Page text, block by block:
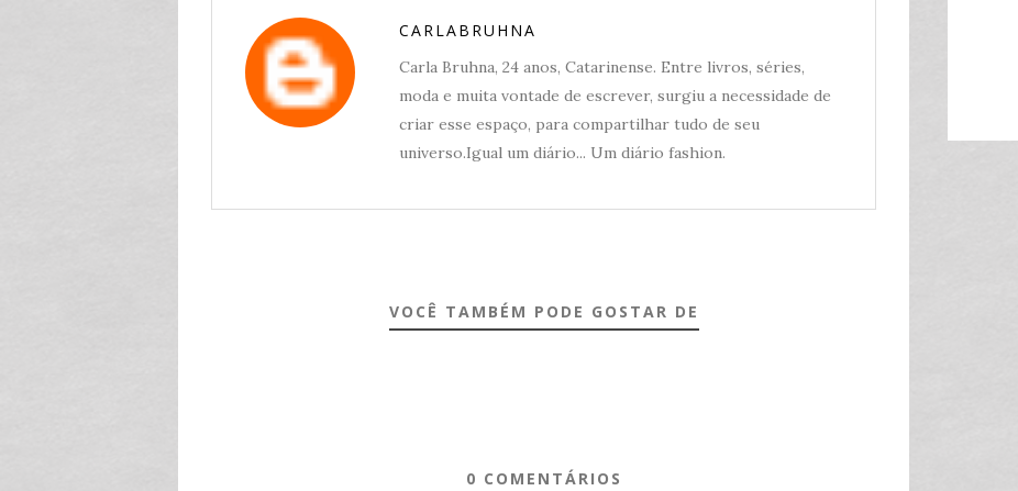
CARLABRUHNA
Carla Bruhna, 24 anos, Catarinense. Entre livros, séries,
moda e muita vontade de escrever, surgiu a necessidade de
criar esse espaço, para compartilhar tudo de seu
universo.Igual um diário... Um diário fashion.
VOCÊ TAMBÉM PODE GOSTAR DE
0 COMENTÁRIOS